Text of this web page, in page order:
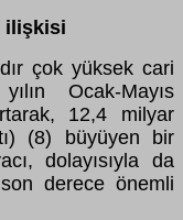
ilişkisi
çok yüksek cari
Ocak-Mayıs
12,4 milyar
(8) büyüyen bir
dolayısıyla da
derece önemli